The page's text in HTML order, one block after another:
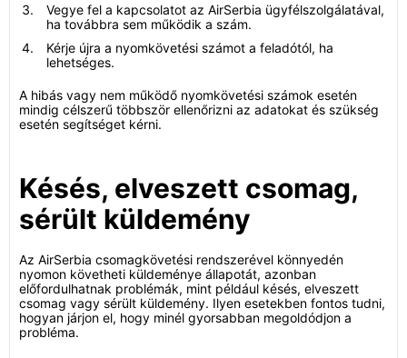
Vegye fel a kapcsolatot az AirSerbia ügyfélszolgálatával,
ha továbbra sem működik a szám.
Kérje újra a nyomkövetési számot a feladótól, ha
lehetséges.
A hibás vagy nem működő nyomkövetési számok esetén
mindig célszerű többször ellenőrizni az adatokat és szükség
esetén segítséget kérni.
Késés, elveszett csomag,
sérült küldemény
Az AirSerbia csomagkövetési rendszerével könnyedén
nyomon követheti küldeménye állapotát, azonban
előfordulhatnak problémák, mint például késés, elveszett
csomag vagy sérült küldemény. Ilyen esetekben fontos tudni,
hogyan járjon el, hogy minél gyorsabban megoldódjon a
probléma.